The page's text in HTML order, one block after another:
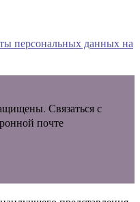
персональных данных на
Связаться с
почте